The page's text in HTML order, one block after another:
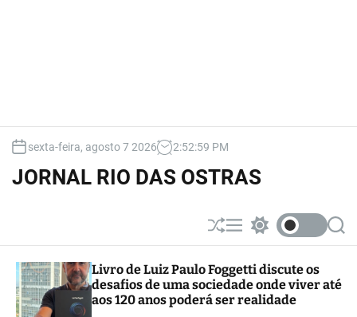
sexta-feira, agosto 7 2026 2:53:00 PM
JORNAL RIO DAS OSTRAS
S
h
ff
l
e
M
e
u
w
t
c
h
S
e
c
Livro de Luiz Paulo Foggetti discute os
desafios de uma sociedade onde viver até
aos 120 anos poderá ser realidade